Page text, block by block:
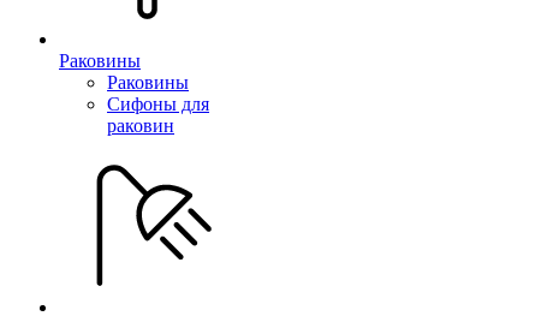
Раковины
Раковины
Сифоны для
раковин